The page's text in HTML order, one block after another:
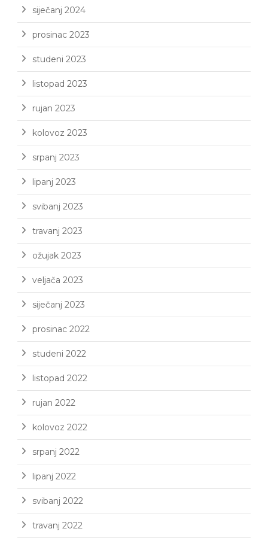
siječanj 2024
prosinac 2023
studeni 2023
listopad 2023
rujan 2023
kolovoz 2023
srpanj 2023
lipanj 2023
svibanj 2023
travanj 2023
ožujak 2023
veljača 2023
siječanj 2023
prosinac 2022
studeni 2022
listopad 2022
rujan 2022
kolovoz 2022
srpanj 2022
lipanj 2022
svibanj 2022
travanj 2022